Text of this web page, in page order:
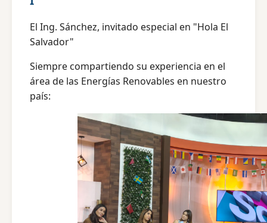
El Ing. Sánchez, invitado especial en "Hola El
Salvador"
Siempre compartiendo su experiencia en el
área de las Energías Renovables en nuestro
país: